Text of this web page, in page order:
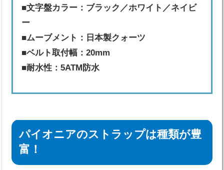
■文字盤カラー：ブラック／ホワイト／ネイビ
ー
■ムーブメント：日本製クォーツ
■ベルト取付幅：20mm
■耐水性：5ATM防水
パイオニアのストラップは種類が豊
富！